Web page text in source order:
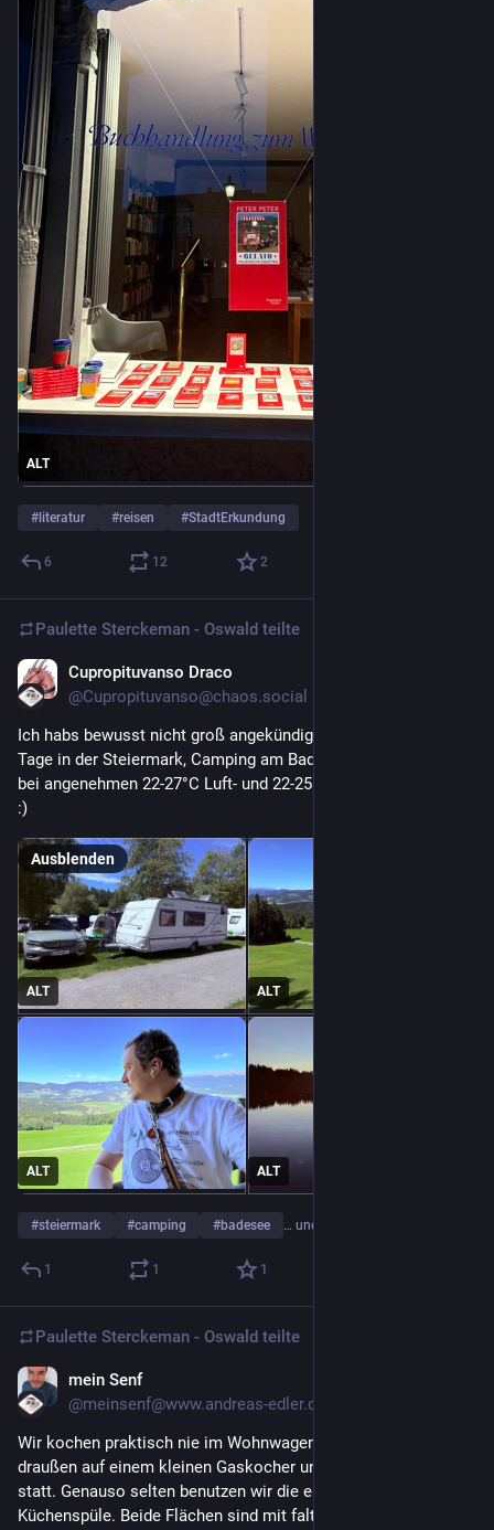
ALT
# literatur #reisen #StadtErkundung
6 12 2
Paulette Sterckeman - Oswald teilte
Cupropituvanso Draco
@Cupropituvanso@chaos.social
Ich habs bewusst nicht groß angekündigt, aber ich war jetzt 10
Tage in der Steiermark, Camping am Badesee, auf 980m Höhe
bei angenehmen 22-27°C Luft- und 22-25°C Wassertemperatur.
:)
ALT ALT
ALT ALT
Ausblenden
#steiermark #camping #badesee … und 1 weiterer
1 1 1
Paulette Sterckeman - Oswald teilte
mein Senf
@meinsenf@www.andreas-edler.de
Wir kochen praktisch nie im Wohnwagen. Das findet immer
draußen auf einem kleinen Gaskocher und/oder dem Gasgrill
statt. Genauso selten benutzen wir die eingebaute
Küchenspüle. Beide Flächen sind mit faltbaren Holzdeckeln